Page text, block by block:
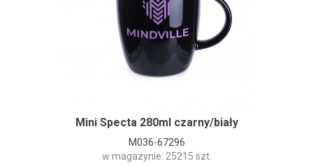
Mini Specta 280ml czarny/biały
M036-67296
w magazynie: 25215 szt.